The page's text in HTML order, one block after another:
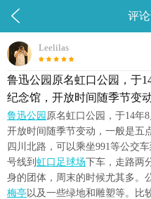
 评
Leelilas
鲁迅公园原名虹口公园，于
纪念馆，开放时间随季节变
鲁迅公园 原名虹口公园，于14年
开放时间随季节变动，一般是五
四川北路，可以乘坐991等公交车
号线到 虹口足球场下车，走路两
身的团体，周末的时候尤其多。
梅亭以及一些绿地和雕塑等。比